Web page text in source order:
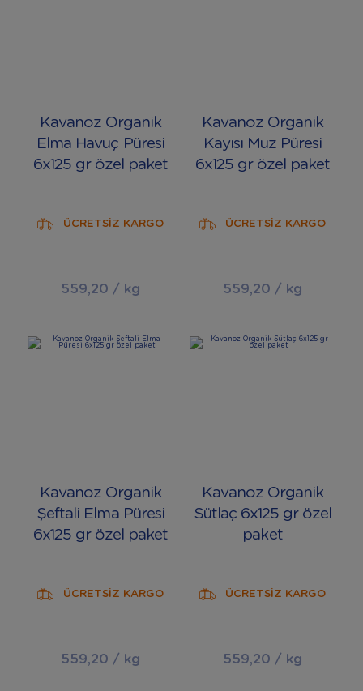
Kavanoz Organik
Elma Havuç Püresi
6x125 gr özel paket
ÜCRETSİZ KARGO
559,20 / kg
Kavanoz Organik
Kayısı Muz Püresi
6x125 gr özel paket
ÜCRETSİZ KARGO
559,20 / kg
Kavanoz Organik
Şeftali Elma Püresi
6x125 gr özel paket
ÜCRETSİZ KARGO
559,20 / kg
Kavanoz Organik
Sütlaç 6x125 gr özel
paket
ÜCRETSİZ KARGO
559,20 / kg